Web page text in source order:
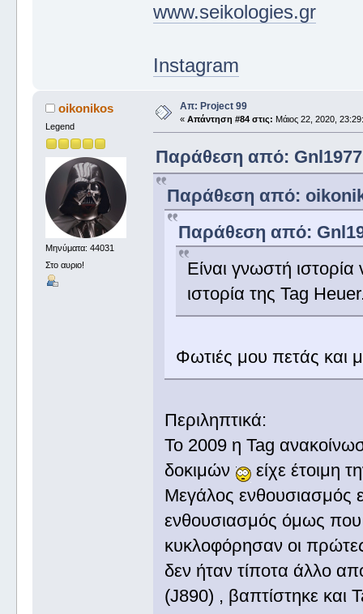
www.seikologies.gr
Instagram
oikonikos
Legend
Μηνύματα: 44031
Στο αυριο!
Απ: Project 99
« Απάντηση #84 στις: Μάιος 22, 2020,
Παράθεση από: Gnl1977
Παράθεση από:
Παράθεση από:
Είναι γνωστή ιστορία
ιστορία της Tag
Φωτιές μου πετάς
Περιληπτικά:
Το 2009 η Tag
δοκιμών
είχε έτοιμη
Μεγάλος ενθουσιασμός
ενθουσιασμός όμως
κυκλοφόρησαν οι
δεν ήταν τίποτα άλλο
(J890) , βαπτίστηκε και